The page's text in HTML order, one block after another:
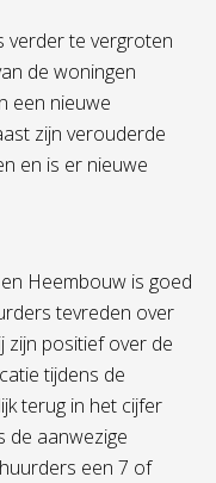
te vergroten
de woningen
een nieuwe
zijn verouderde
en is er nieuwe
Heembouw is goed
tevreden over
zijn positief over de
tijdens de
terug in het cijfer
de aanwezige
een 7 of